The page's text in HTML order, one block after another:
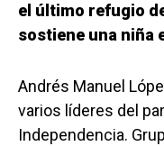
el último refugio
sostiene una niña
Andrés Manuel
varios líderes del
Independencia.